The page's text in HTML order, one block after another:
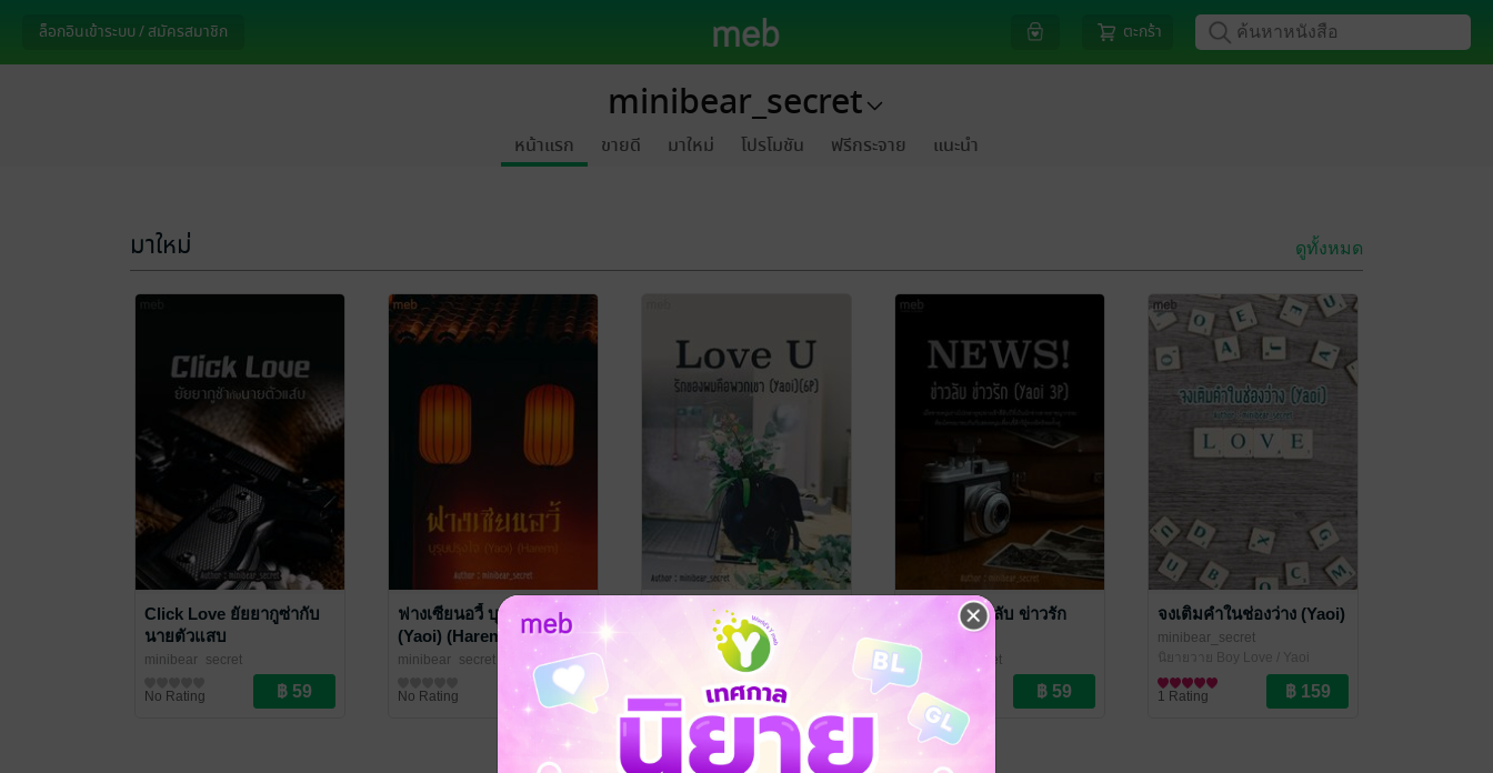
ล็อกอินเข้าระบบ / สมัครสมาชิก ตะกร้า
minibear_secret
หน้าแรก ขายดี มาใหม่ โปรโมชัน ฟรีกระจาย แนะนำ
มาใหม่ ดูทั้งหมด
Click Love ยัยยากูซ่ากับ
นายตัวแสบ
minibear_secret
No Rating
ฟางเซียนอวี้ บุรุษปรุงใจ
(Yaoi) (Harem)
minibear_secret
นิยายวาย Boy Love / Yaoi
No Rating
Love U รักของผมคือพวก
เขา (Yaoi)
minibear_secret
1 Rating
NEWS! ข่าวลับ ข่าวรัก
minibear_secret
นิยายวาย Boy Love / Yaoi
No Rating
จงเติมคำในช่องว่าง (Yaoi)
minibear_secret
นิยายวาย Boy Love / Yaoi
1 Rating